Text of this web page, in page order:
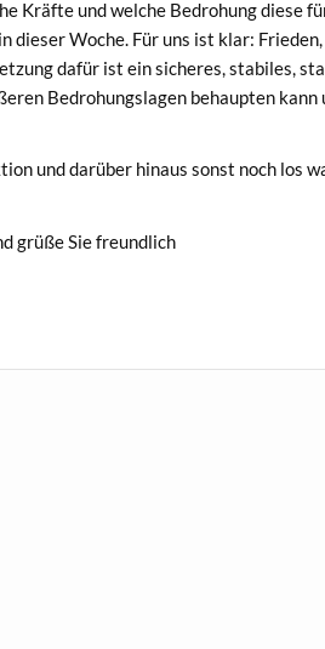
Kräfte und welche Bedro­hung diese
dieser Woche. Für uns ist klar:
dafür ist ein sicheres, sta­biles,
Bedro­hungsla­gen behaupten
und darüber hin­aus son­st noch los
grüße Sie freundlich